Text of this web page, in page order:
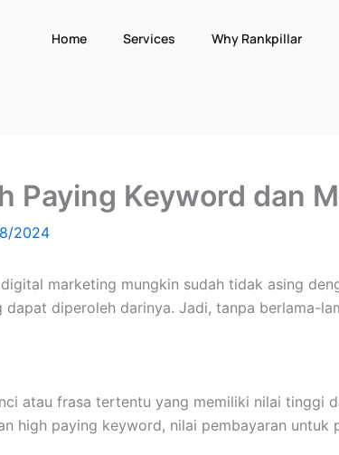
Home Services Why Rankpillar
Paying Keyword dan
2024
marketing mungkin sudah tidak asing
diperoleh darinya. Jadi, tanpa berlama-
atau frasa tertentu yang memiliki nilai tinggi
high paying keyword, nilai pembayaran untuk